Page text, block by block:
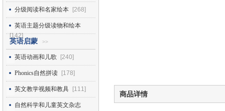
分级阅读和名家绘本 [268]
英语主题分级读物和绘本
[142]
英语启蒙 >>
英语动画和儿歌 [240]
Phonics自然拼读 [178]
英文教学视频和教具 [111]
自然科学和儿童英文杂志
商品详情